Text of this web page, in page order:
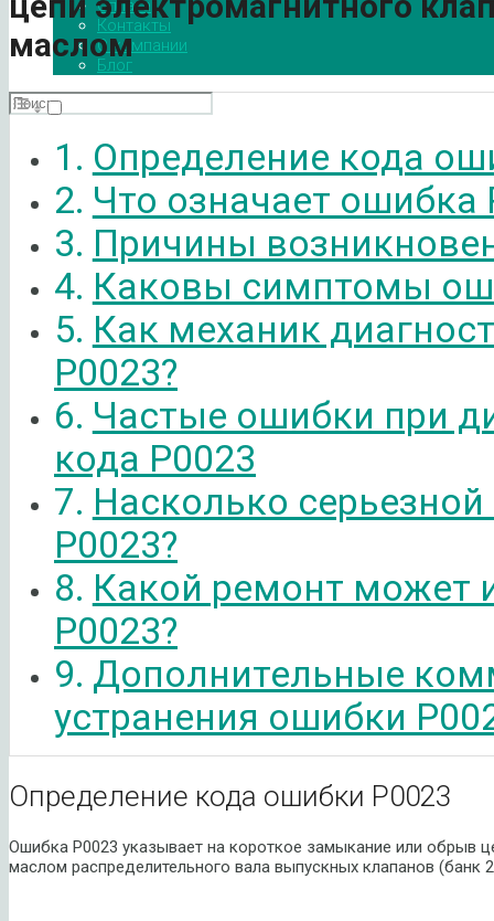
Оплата
Контакты
О компании
Блог
маслом
Определение кода
Что означает ошибка
Причины
Каковы симптомы
Как механик
P0023?
Частые ошибки при
кода P0023
Насколько
P0023?
Какой ремонт может
P0023?
Дополнительные
устранения ошибки
Определение кода ошибки P0023
Ошибка P0023 указывает на короткое замыкание или обрыв
маслом распределительного вала выпускных клапанов (банк